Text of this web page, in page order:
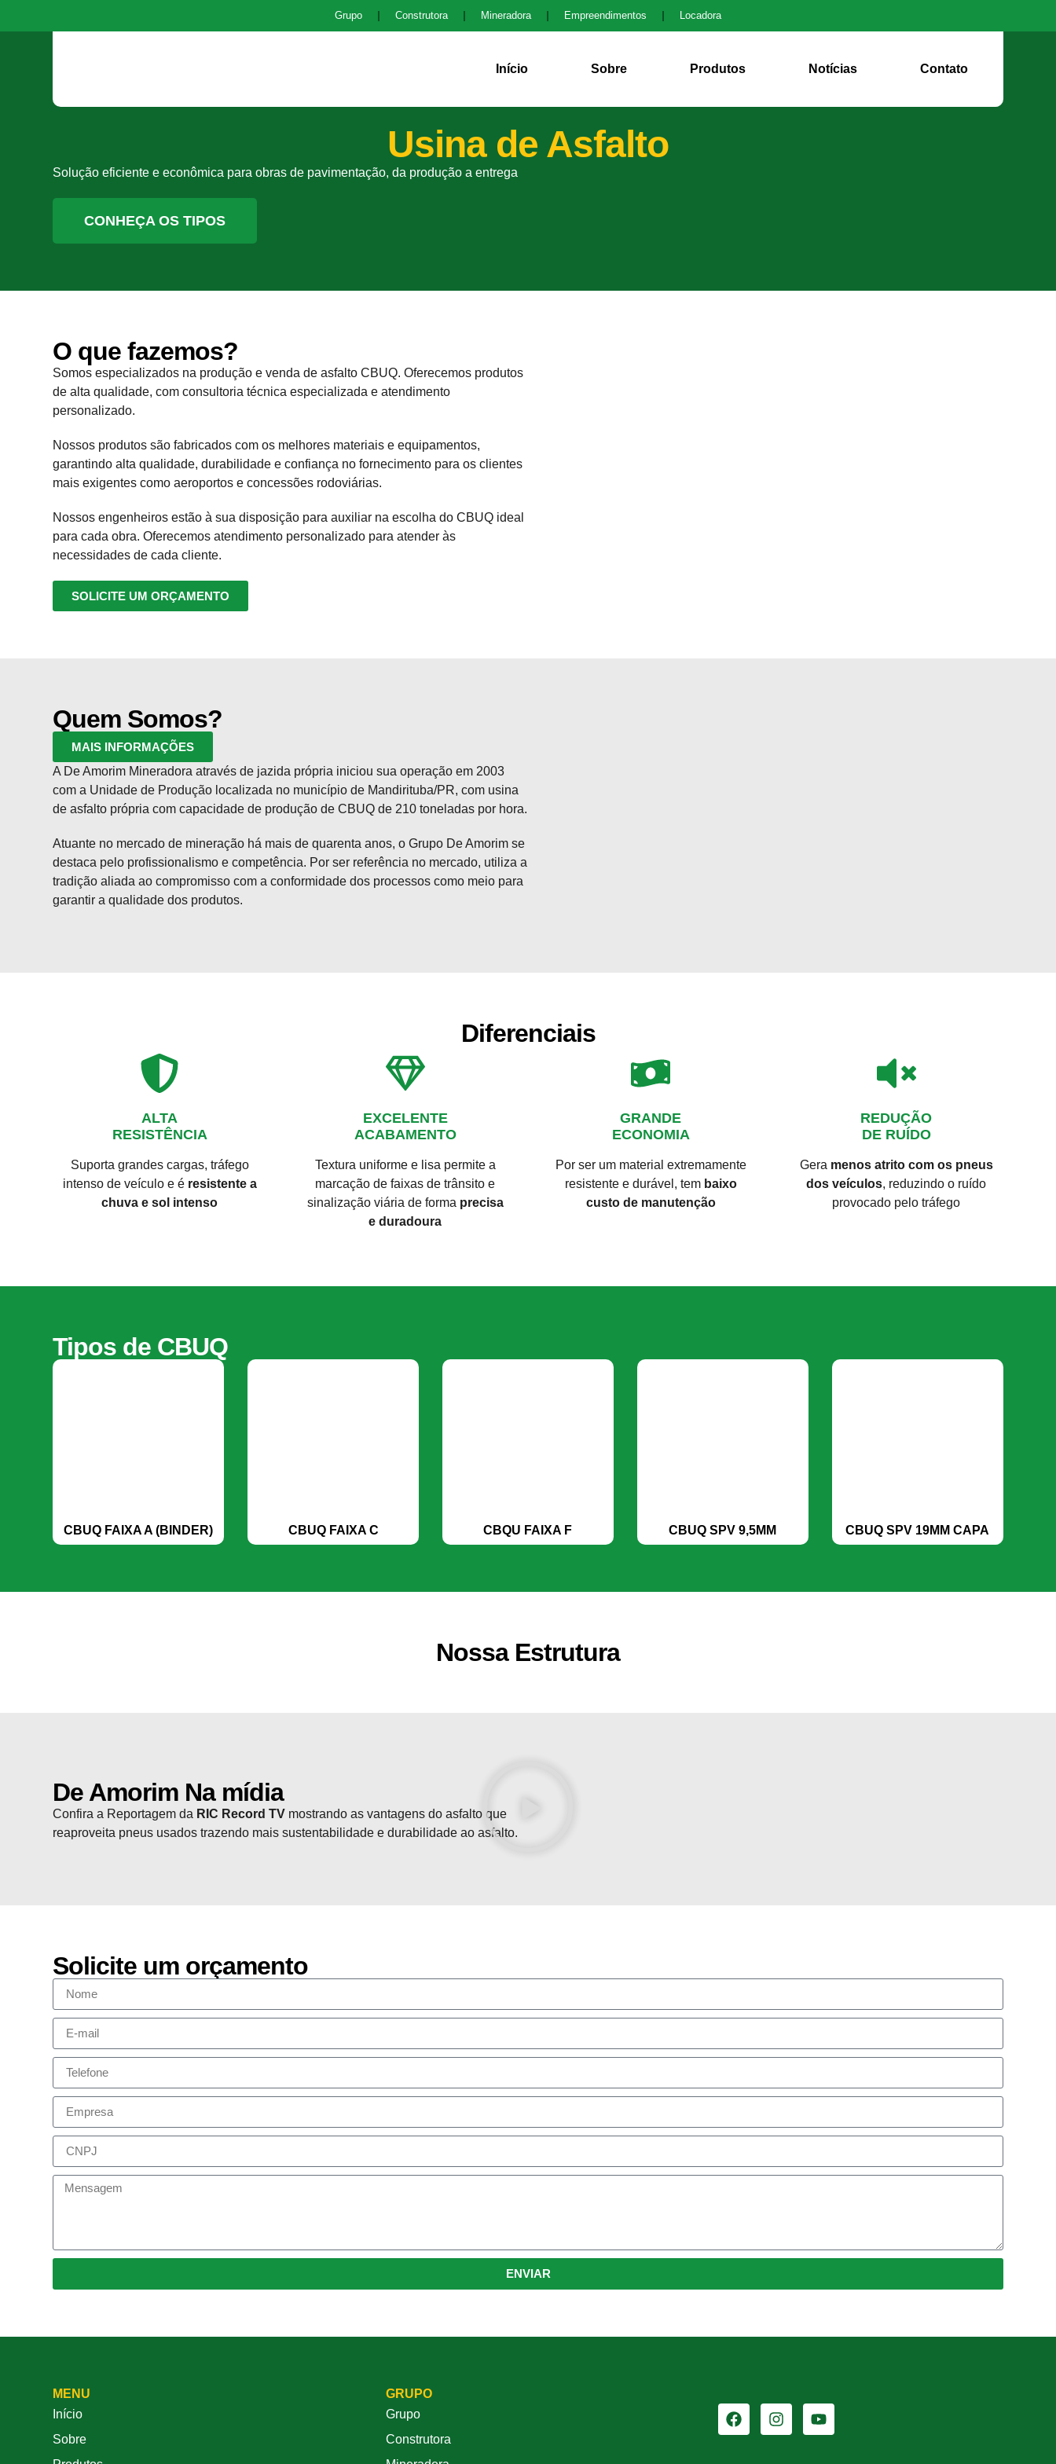
Grupo Construtora Mineradora Empreendimentos Locadora
Início Sobre Produtos Notícias Contato
Usina de Asfalto
Solução eficiente e econômica para obras de pavimentação, da produção a entrega
CONHEÇA OS TIPOS
O que fazemos?
Somos especializados na produção e venda de asfalto CBUQ. Oferecemos produtos
de alta qualidade, com consultoria técnica especializada e atendimento
personalizado.
Nossos produtos são fabricados com os melhores materiais e equipamentos,
garantindo alta qualidade, durabilidade e confiança no fornecimento para os clientes
mais exigentes como aeroportos e concessões rodoviárias.
Nossos engenheiros estão à sua disposição para auxiliar na escolha do CBUQ ideal
para cada obra. Oferecemos atendimento personalizado para atender às
necessidades de cada cliente.
SOLICITE UM ORÇAMENTO
Quem Somos?
MAIS INFORMAÇÕES
A De Amorim Mineradora através de jazida própria iniciou sua operação em 2003
com a Unidade de Produção localizada no município de Mandirituba/PR, com usina
de asfalto própria com capacidade de produção de CBUQ de 210 toneladas por hora.
Atuante no mercado de mineração há mais de quarenta anos, o Grupo De Amorim se
destaca pelo profissionalismo e competência. Por ser referência no mercado, utiliza a
tradição aliada ao compromisso com a conformidade dos processos como meio para
garantir a qualidade dos produtos.
Diferenciais
ALTA
RESISTÊNCIA
Suporta grandes cargas, tráfego
intenso de veículo e é resistente a
chuva e sol intenso
EXCELENTE
ACABAMENTO
Textura uniforme e lisa permite a
marcação de faixas de trânsito e
sinalização viária de forma precisa
e duradoura
GRANDE
ECONOMIA
Por ser um material extremamente
resistente e durável, tem baixo
custo de manutenção
REDUÇÃO
DE RUÍDO
Gera menos atrito com os pneus
dos veículos, reduzindo o ruído
provocado pelo tráfego
Tipos de CBUQ
CBUQ FAIXA A (BINDER) CBUQ FAIXA C CBQU FAIXA F CBUQ SPV 9,5MM CBUQ SPV 19MM CAPA
Nossa Estrutura
De Amorim Na mídia
Confira a Reportagem da RIC Record TV mostrando as vantagens do asfalto que
reaproveita pneus usados trazendo mais sustentabilidade e durabilidade ao asfalto.
Solicite um orçamento
ENVIAR
MENU
Início
Sobre
GRUPO
Grupo
Construtora